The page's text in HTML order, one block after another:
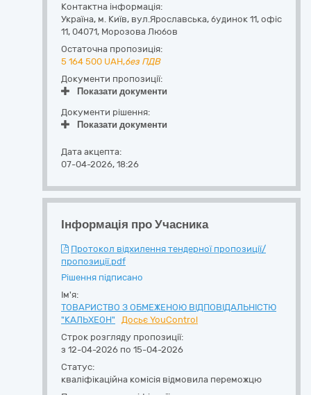
Контактна інформація:
Україна, м. Київ, вул.Ярославська, будинок 11, офіс
11, 04071, Морозова Любов
Остаточна пропозиція:
5 164 500 UAH,без ПДВ
Документи пропозиції:
Показати документи
Документи рішення:
Показати документи
Дата акцепта:
07-04-2026, 18:26
Інформація про Учасника
Протокол відхилення тендерної пропозиції/
пропозиції.pdf
Рішення підписано
Ім'я:
ТОВАРИСТВО З ОБМЕЖЕНОЮ ВІДПОВІДАЛЬНІСТЮ
"КАЛЬХЕОН"
Досьє YouControl
Строк розгляду пропозиції:
з 12-04-2026 по 15-04-2026
Статус:
кваліфікаційна комісія відмовила переможцю